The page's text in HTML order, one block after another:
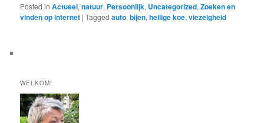
Posted in Actueel,natuur, Persoonlijk, Uncategorized,Zoeken en
vinden op internet |Tagged auto,bijen,heilige koe,viezeigheid
WELKOM!